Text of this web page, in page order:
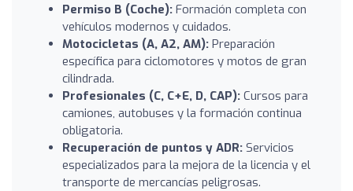
Permiso B (Coche): Formación completa con
vehículos modernos y cuidados.
Motocicletas (A, A2, AM): Preparación
específica para ciclomotores y motos de gran
cilindrada.
Profesionales (C, C+E, D, CAP): Cursos para
camiones, autobuses y la formación continua
obligatoria.
Recuperación de puntos y ADR: Servicios
especializados para la mejora de la licencia y el
transporte de mercancías peligrosas.